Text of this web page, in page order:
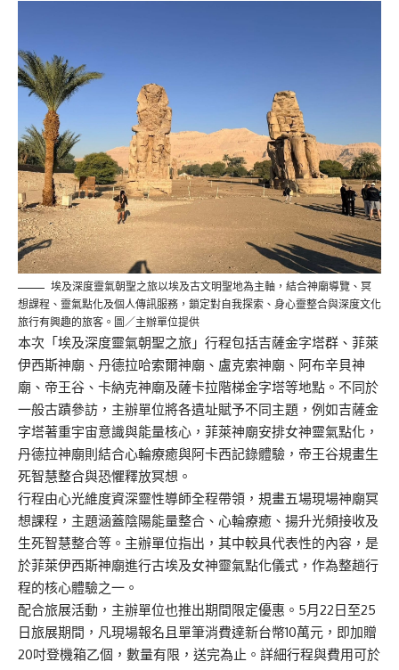
埃及深度靈氣朝聖之旅以埃及古文明聖地為主軸，結合神廟導覽、冥
想課程、靈氣點化及個人傳訊服務，鎖定對自我探索、身心靈整合與深度文化
旅行有興趣的旅客。圖／主辦單位提供
本次「埃及深度靈氣朝聖之旅」行程包括吉薩金字塔群、菲萊
伊西斯神廟、丹德拉哈索爾神廟、盧克索神廟、阿布辛貝神
廟、帝王谷、卡納克神廟及薩卡拉階梯金字塔等地點。不同於
一般古蹟參訪，主辦單位將各遺址賦予不同主題，例如吉薩金
字塔著重宇宙意識與能量核心，菲萊神廟安排女神靈氣點化，
丹德拉神廟則結合心輪療癒與阿卡西記錄體驗，帝王谷規畫生
死智慧整合與恐懼釋放冥想。
行程由心光維度資深靈性導師全程帶領，規畫五場現場神廟冥
想課程，主題涵蓋陰陽能量整合、心輪療癒、揚升光頻接收及
生死智慧整合等。主辦單位指出，其中較具代表性的內容，是
於菲萊伊西斯神廟進行古埃及女神靈氣點化儀式，作為整趟行
程的核心體驗之一。
配合旅展活動，主辦單位也推出期間限定優惠。5月22日至25
日旅展期間，凡現場報名且單筆消費達新台幣10萬元，即加贈
20吋登機箱乙個，數量有限，送完為止。詳細行程與費用可於